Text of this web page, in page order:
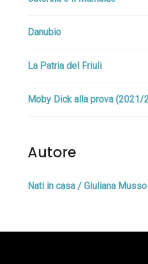
Danubio
La Patria del Friuli
Moby Dick alla prova (2021/
Autore
Nati in casa / Giuliana